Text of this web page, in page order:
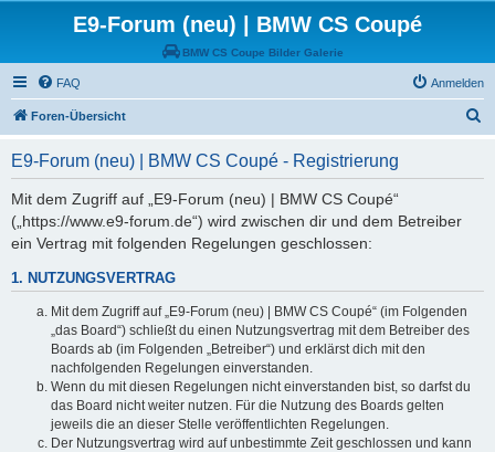
E9-Forum (neu) | BMW CS Coupé
BMW CS Coupe Bilder Galerie
FAQ Anmelden
Foren-Übersicht
E9-Forum (neu) | BMW CS Coupé - Registrierung
Mit dem Zugriff auf „E9-Forum (neu) | BMW CS Coupé“
(„https://www.e9-forum.de“) wird zwischen dir und dem Betreiber
ein Vertrag mit folgenden Regelungen geschlossen:
1. NUTZUNGSVERTRAG
Mit dem Zugriff auf „E9-Forum (neu) | BMW CS Coupé“ (im Folgenden
„das Board“) schließt du einen Nutzungsvertrag mit dem Betreiber des
Boards ab (im Folgenden „Betreiber“) und erklärst dich mit den
nachfolgenden Regelungen einverstanden.
Wenn du mit diesen Regelungen nicht einverstanden bist, so darfst du
das Board nicht weiter nutzen. Für die Nutzung des Boards gelten
jeweils die an dieser Stelle veröffentlichten Regelungen.
Der Nutzungsvertrag wird auf unbestimmte Zeit geschlossen und kann